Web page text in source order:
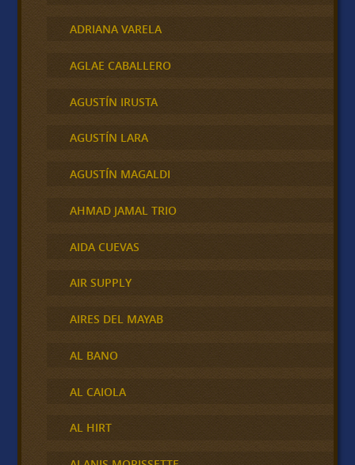
ADRIANA VARELA
AGLAE CABALLERO
AGUSTÍN IRUSTA
AGUSTÍN LARA
AGUSTÍN MAGALDI
AHMAD JAMAL TRIO
AIDA CUEVAS
AIR SUPPLY
AIRES DEL MAYAB
AL BANO
AL CAIOLA
AL HIRT